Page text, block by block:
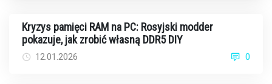
Kryzys pamięci RAM na PC: Rosyjski modder
pokazuje, jak zrobić własną DDR5 DIY
12.01.2026 0